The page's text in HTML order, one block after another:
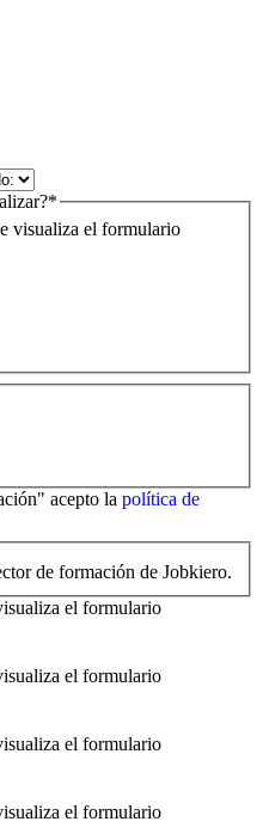
visualiza el formulario
*
acepto la política de
de formación de Jobkiero.
el formulario
el formulario
el formulario
el formulario